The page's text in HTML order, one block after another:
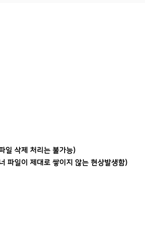
삭제 처리는 불가능)
파일이 제대로 쌓이지 않는 현상발생함)